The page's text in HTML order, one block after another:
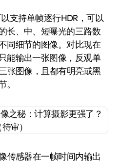
支持单帧逐行HDR，可以
长、中、短曝光的三路数
同细节的图像。对比现在
能输出一张图像，反观单
张图像，且都有明亮或黑
传感器在一帧时间内输出